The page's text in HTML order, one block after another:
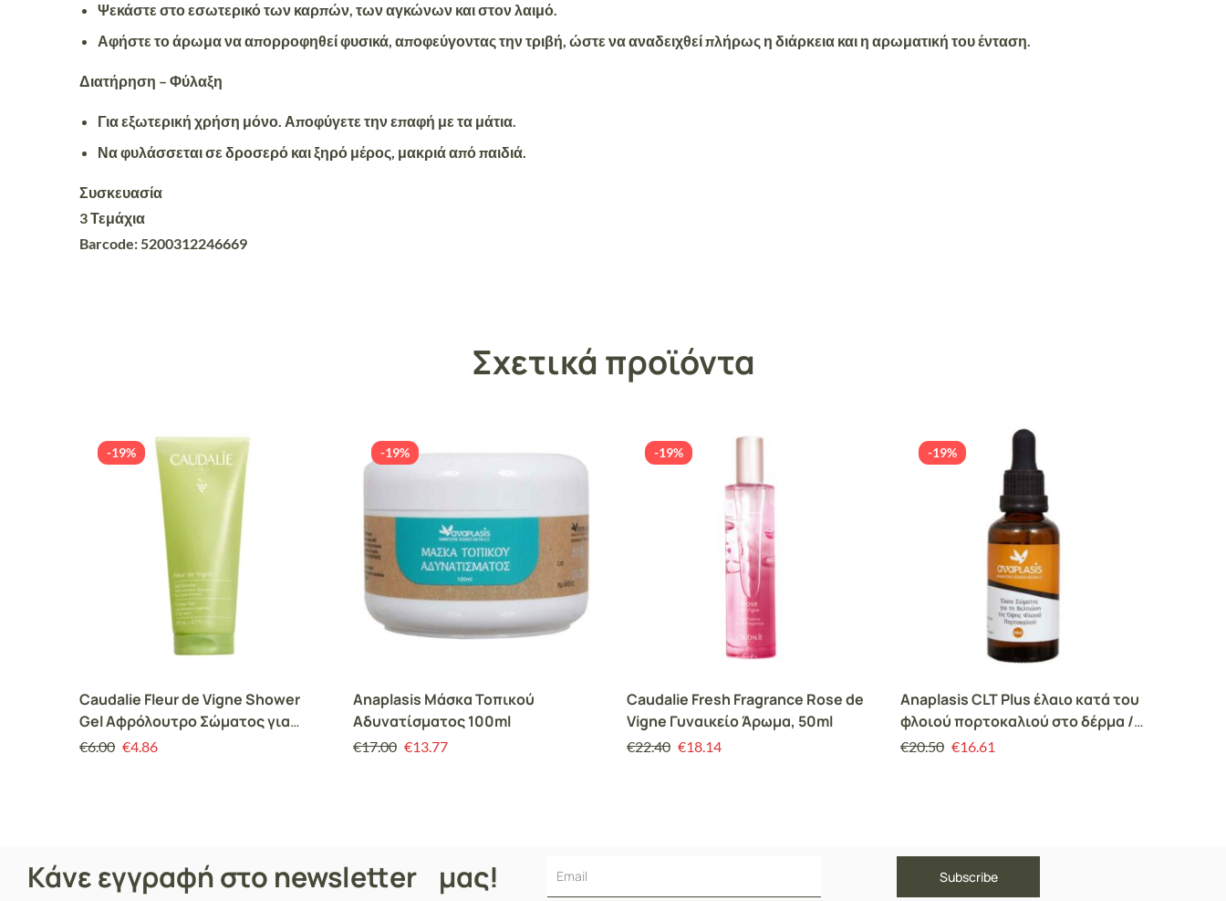
Ψεκάστε στο εσωτερικό των καρπών, των αγκώνων και στον λαιμό.
Αφήστε το άρωμα να απορροφηθεί φυσικά, αποφεύγοντας την τριβή, ώστε να αναδειχθεί πλήρως η διάρκεια και η αρωματική του ένταση.
Διατήρηση – Φύλαξη
Για εξωτερική χρήση μόνο. Αποφύγετε την επαφή με τα μάτια.
Να φυλάσσεται σε δροσερό και ξηρό μέρος, μακριά από παιδιά.
Συσκευασία
3 Τεμάχια
Barcode: 5200312246669
Σχετικά προϊόντα
-19%
Caudalie Fleur de Vigne Shower
Gel Αφρόλουτρο Σώματος για
Όλους τους Τύπους Επιδερμίδας,
€6.00 €4.86
-19%
Anaplasis Μάσκα Τοπικού
Αδυνατίσματος 100ml
€17.00 €13.77
-19%
Caudalie Fresh Fragrance Rose de
Vigne Γυναικείο Άρωμα, 50ml
€22.40 €18.14
-19%
Anaplasis CLT Plus έλαιο κατά του
φλοιού πορτοκαλιού στο δέρμα /
50ml
€20.50 €16.61
Κάνε εγγραφή στο newsletter μας!